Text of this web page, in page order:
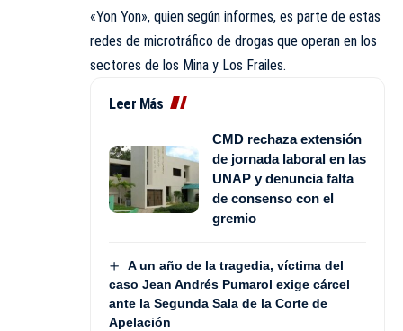
«Yon Yon», quien según informes, es parte de estas
redes de microtráfico de drogas que operan en los
sectores de los Mina y Los Frailes.
Leer Más
CMD rechaza extensión
de jornada laboral en las
UNAP y denuncia falta
de consenso con el
gremio
A un año de la tragedia, víctima del
caso Jean Andrés Pumarol exige cárcel
ante la Segunda Sala de la Corte de
Apelación